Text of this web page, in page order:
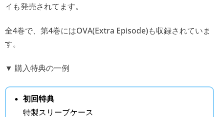
イも発売されてます。
全4巻で、第4巻にはOVA(Extra Episode)も収録されていま
す。
▼ 購入特典の一例
初回特典
特製スリーブケース